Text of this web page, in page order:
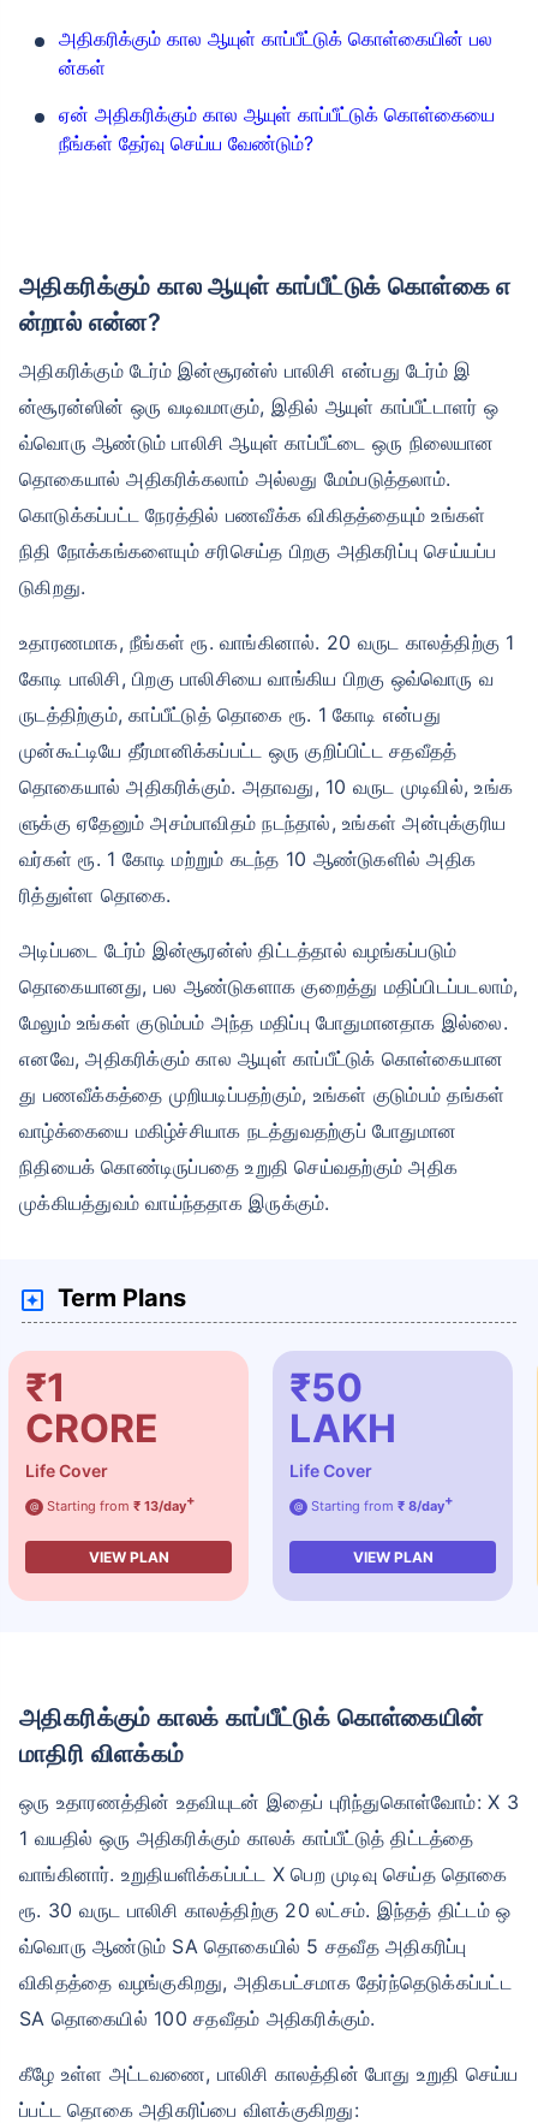
அதிகரிக்கும் கால ஆயுள் காப்பீட்டுக் கொள்கையின் பல
ன்கள்
ஏன் அதிகரிக்கும் கால ஆயுள் காப்பீட்டுக் கொள்கையை
நீங்கள் தேர்வு செய்ய வேண்டும்?
அதிகரிக்கும் கால ஆயுள் காப்பீட்டுக் கொள்கை எ
ன்றால் என்ன?
அதிகரிக்கும் டேர்ம் இன்சூரன்ஸ் பாலிசி என்பது டேர்ம் இ
ன்சூரன்ஸின் ஒரு வடிவமாகும், இதில் ஆயுள் காப்பீட்டாளர் ஒ
வ்வொரு ஆண்டும் பாலிசி ஆயுள் காப்பீட்டை ஒரு நிலையான
தொகையால் அதிகரிக்கலாம் அல்லது மேம்படுத்தலாம்.
கொடுக்கப்பட்ட நேரத்தில் பணவீக்க விகிதத்தையும் உங்கள்
நிதி நோக்கங்களையும் சரிசெய்த பிறகு அதிகரிப்பு செய்யப்ப
டுகிறது.
உதாரணமாக, நீங்கள் ரூ. வாங்கினால். 20 வருட காலத்திற்கு 1
கோடி பாலிசி, பிறகு பாலிசியை வாங்கிய பிறகு ஒவ்வொரு வ
ருடத்திற்கும், காப்பீட்டுத் தொகை ரூ. 1 கோடி என்பது
முன்கூட்டியே தீர்மானிக்கப்பட்ட ஒரு குறிப்பிட்ட சதவீதத்
தொகையால் அதிகரிக்கும். அதாவது, 10 வருட முடிவில், உங்க
ளுக்கு ஏதேனும் அசம்பாவிதம் நடந்தால், உங்கள் அன்புக்குரிய
வர்கள் ரூ. 1 கோடி மற்றும் கடந்த 10 ஆண்டுகளில் அதிக
ரித்துள்ள தொகை.
அடிப்படை டேர்ம் இன்சூரன்ஸ் திட்டத்தால் வழங்கப்படும்
தொகையானது, பல ஆண்டுகளாக குறைத்து மதிப்பிடப்படலாம்,
மேலும் உங்கள் குடும்பம் அந்த மதிப்பு போதுமானதாக இல்லை.
எனவே, அதிகரிக்கும் கால ஆயுள் காப்பீட்டுக் கொள்கையான
து பணவீக்கத்தை முறியடிப்பதற்கும், உங்கள் குடும்பம் தங்கள்
வாழ்க்கையை மகிழ்ச்சியாக நடத்துவதற்குப் போதுமான
நிதியைக் கொண்டிருப்பதை உறுதி செய்வதற்கும் அதிக
முக்கியத்துவம் வாய்ந்ததாக இருக்கும்.
Term Plans
₹1
CRORE
Life Cover
@ Starting from ₹ 13/day+
VIEW PLAN
₹50
LAKH
Life Cover
@ Starting from ₹ 8/day+
VIEW PLAN
அதிகரிக்கும் காலக் காப்பீட்டுக் கொள்கையின்
மாதிரி விளக்கம்
ஒரு உதாரணத்தின் உதவியுடன் இதைப் புரிந்துகொள்வோம்: X 3
1 வயதில் ஒரு அதிகரிக்கும் காலக் காப்பீட்டுத் திட்டத்தை
வாங்கினார். உறுதியளிக்கப்பட்ட X பெற முடிவு செய்த தொகை
ரூ. 30 வருட பாலிசி காலத்திற்கு 20 லட்சம். இந்தத் திட்டம் ஒ
வ்வொரு ஆண்டும் SA தொகையில் 5 சதவீத அதிகரிப்பு
விகிதத்தை வழங்குகிறது, அதிகபட்சமாக தேர்ந்தெடுக்கப்பட்ட
SA தொகையில் 100 சதவீதம் அதிகரிக்கும்.
கீழே உள்ள அட்டவணை, பாலிசி காலத்தின் போது உறுதி செய்ய
ப்பட்ட தொகை அதிகரிப்பை விளக்குகிறது: